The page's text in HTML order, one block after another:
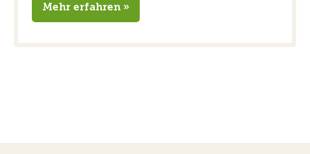
Mehr erfahren »